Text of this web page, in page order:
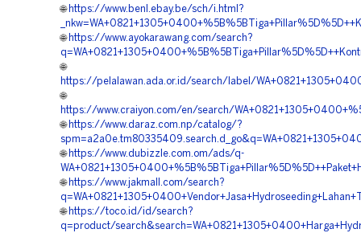
🌐 https://www.benl.ebay.be/sch/i.html?
🌐 https://www.ayokarawang.com/search?
🌐
https://pelalawan.ada.or.id/search/label/
🌐
https://www.craiyon.com/en/search/
🌐 https://www.daraz.com.np/catalog/?
🌐 https://www.dubizzle.com.om/ads/q-
🌐 https://www.jakmall.com/search?
🌐 https://toco.id/id/search?
q=product/